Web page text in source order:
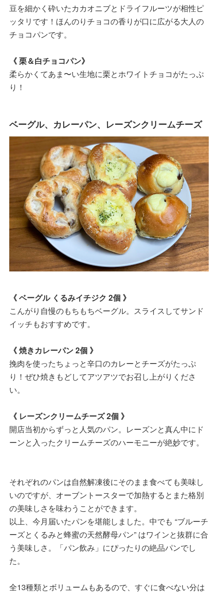
豆を細かく砕いたカカオニブとドライフルーツが相性ピ
ッタリです！ほんのりチョコの香りが口に広がる大人の
チョコパンです。
《 栗＆白チョコパン》
柔らかくてあま〜い生地に栗とホワイトチョコがたっぷ
り！
ベーグル、カレーパン、レーズンクリームチーズ
《 ベーグル くるみイチジク 2個 》
こんがり自慢のもちもちベーグル。スライスしてサンド
イッチもおすすめです。
《 焼きカレーパン 2個 》
挽肉を使ったちょっと辛口のカレーとチーズがたっぷ
り！ぜひ焼きもどしてアツアツでお召し上がりくださ
い。
《 レーズンクリームチーズ 2個 》
開店当初からずっと人気のパン。レーズンと真ん中にド
ーンと入ったクリームチーズのハーモニーが絶妙です。
それぞれのパンは自然解凍後にそのまま食べても美味し
いのですが、オーブントースターで加熱するとまた格別
の美味しさを味わうことができます。
以上、今月届いたパンを堪能しました。中でも “ブルーチ
ーズとくるみと蜂蜜の天然酵母パン” はワインと抜群に合
う美味しさ。「パン飲み」にぴったりの絶品パンでし
た。
全13種類とボリュームもあるので、すぐに食べない分は